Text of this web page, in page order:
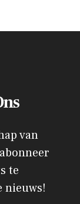
van
te
nieuws!